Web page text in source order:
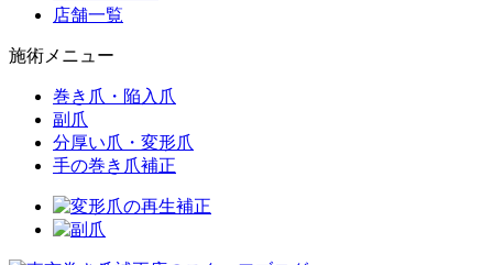
店舗一覧
施術メニュー
巻き爪・陥入爪
副爪
分厚い爪・変形爪
手の巻き爪補正